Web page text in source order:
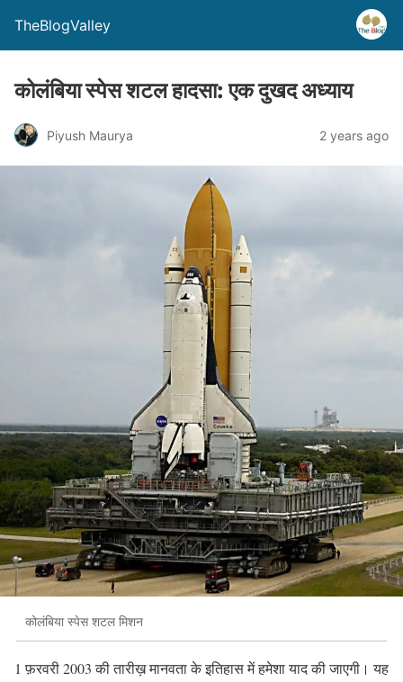
TheBlogValley
कोलंबिया स्पेस शटल हादसा: एक दुखद अध्याय
Piyush Maurya 2 years ago
कोलंबिया स्पेस शटल मिशन
1 फ़रवरी 2003 की तारीख़ मानवता के इतिहास में हमेशा याद की जाएगी। यह